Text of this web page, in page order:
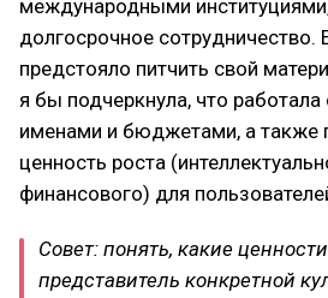
международными
долгосрочное сотрудничество.
предстояло питчить свой
я бы подчеркнула, что
именами и бюджетами, а также
ценность роста
финансового) для
Совет: понять, какие
представитель конкретной